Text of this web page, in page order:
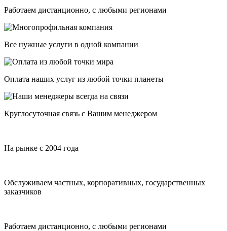
Работаем дистанционно, с любыми регионами
Все нужные услуги в одной компании
Оплата наших услуг из любой точки планеты
Круглосуточная связь с Вашим менеджером
На рынке с 2004 года
Обслуживаем частных, корпоративных, государственных
заказчиков
Работаем дистанционно, с любыми регионами